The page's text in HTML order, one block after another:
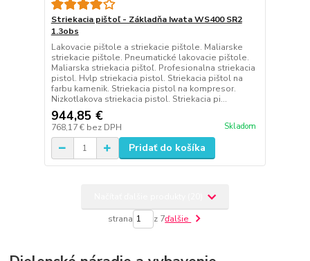
Striekacia pištoľ - Základňa Iwata WS400 SR2
1.3obs
Lakovacie pištole a striekacie pištole. Maliarske
striekacie pištole. Pneumatické lakovacie pištole.
Maliarska striekacia pištoľ. Profesionalna striekacia
pistol. Hvlp striekacia pistol. Striekacia pištol na
farbu kamenik. Striekacia pistol na kompresor.
Nizkotlakova striekacia pistol. Striekacia pi...
944,85 €
768,17 € bez DPH Skladom
Pridať do košíka
strana z 7ďalšie